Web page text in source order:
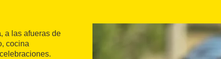
, a las afueras de
cocina